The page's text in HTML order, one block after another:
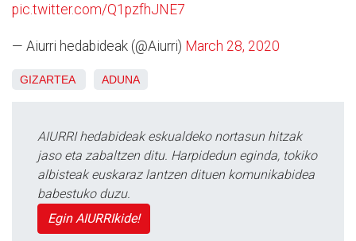
pic.twitter.com/Q1pzfhJNE7
— Aiurri hedabideak (@Aiurri) March 28, 2020
GIZARTEA ADUNA
AIURRI hedabideak eskualdeko nortasun hitzak
jaso eta zabaltzen ditu. Harpidedun eginda, tokiko
albisteak euskaraz lantzen dituen komunikabidea
babestuko duzu.
Egin AIURRIkide!